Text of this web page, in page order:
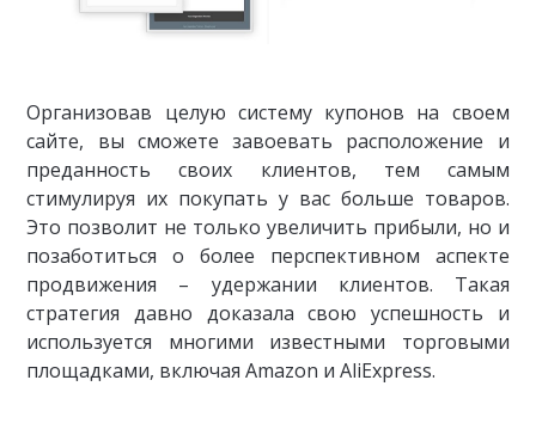
Организовав целую систему купонов на своем
сайте, вы сможете завоевать расположение и
преданность своих клиентов, тем самым
стимулируя их покупать у вас больше товаров.
Это позволит не только увеличить прибыли, но и
позаботиться о более перспективном аспекте
продвижения – удержании клиентов. Такая
стратегия давно доказала свою успешность и
используется многими известными торговыми
площадками, включая Amazon и AliExpress.